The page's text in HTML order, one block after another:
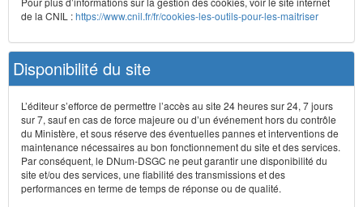
de la CNIL :https://www.cnil.fr/fr/cookies-les-outils-pour-les-maitriser
Disponibilité du site
L’éditeur s’efforce de permettre l’accès au site 24 heures sur 24, 7 jours
sur 7, sauf en cas de force majeure ou d’un événement hors du contrôle
du Ministère, et sous réserve des éventuelles pannes et interventions de
maintenance nécessaires au bon fonctionnement du site et des services.
Par conséquent, le DNum-DSGC ne peut garantir une disponibilité du
site et/ou des services, une fiabilité des transmissions et des
performances en terme de temps de réponse ou de qualité.